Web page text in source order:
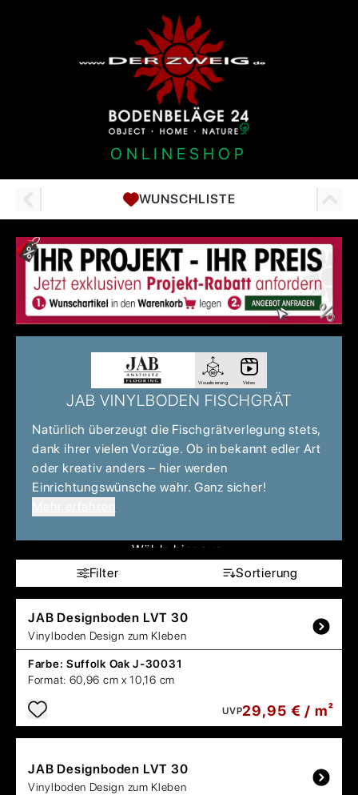
ONLINESHOP
WUNSCHLISTE
Visualisierung Video
JAB VINYLBODEN FISCHGRÄT
Natürlich überzeugt die Fischgrätverlegung stets,
dank ihrer vielen Vorzüge. Ob in bekannt edler Art
oder kreativ anders – hier werden
Einrichtungswünsche wahr. Ganz sicher!
Wähle hier aus:
Filter
Sortierung
JAB Designboden LVT 30
Vinylboden Design zum Kleben
Farbe: Suffolk Oak J-30031
Format: 60,96 cm x 10,16 cm
UVP29,95 € / m²
JAB Designboden LVT 30
Vinylboden Design zum Kleben